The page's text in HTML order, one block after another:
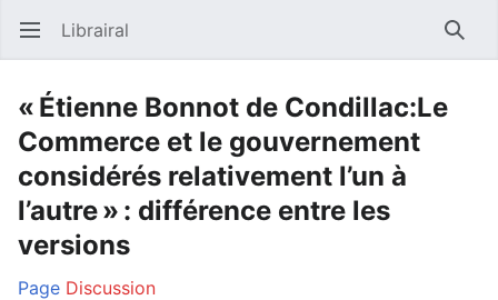
Ouvrir le menu principal Librairal
« Étienne Bonnot de Condillac:Le
Commerce et le gouvernement
considérés relativement l’un à
l’autre » : différence entre les
versions
Page Discussion